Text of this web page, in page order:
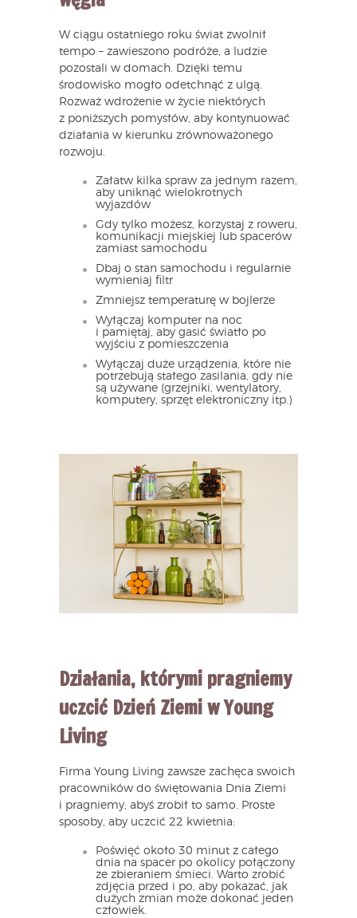
W ciągu ostatniego roku świat zwolnił
tempo – zawieszono podróże, a ludzie
pozostali w domach. Dzięki temu
środowisko mogło odetchnąć z ulgą.
Rozważ wdrożenie w życie niektórych
z poniższych pomysłów, aby kontynuować
działania w kierunku zrównoważonego
rozwoju.
Załatw kilka spraw za jednym razem,
aby uniknąć wielokrotnych
wyjazdów
Gdy tylko możesz, korzystaj z roweru,
komunikacji miejskiej lub spacerów
zamiast samochodu
Dbaj o stan samochodu i regularnie
wymieniaj filtr
Zmniejsz temperaturę w bojlerze
Wyłączaj komputer na noc
i pamiętaj, aby gasić światło po
wyjściu z pomieszczenia
Wyłączaj duże urządzenia, które nie
potrzebują stałego zasilania, gdy nie
są używane (grzejniki, wentylatory,
komputery, sprzęt elektroniczny itp.)
Działania, którymi pragniemy
uczcić Dzień Ziemi w Young
Living
Firma Young Living zawsze zachęca swoich
pracowników do świętowania Dnia Ziemi
i pragniemy, abyś zrobił to samo. Proste
sposoby, aby uczcić 22 kwietnia:
Poświęć około 30 minut z całego
dnia na spacer po okolicy połączony
ze zbieraniem śmieci. Warto zrobić
zdjęcia przed i po, aby pokazać, jak
dużych zmian może dokonać jeden
człowiek.